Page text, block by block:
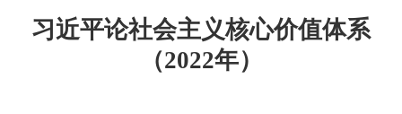
习近平论社会主义核心价值体系
（2022年）